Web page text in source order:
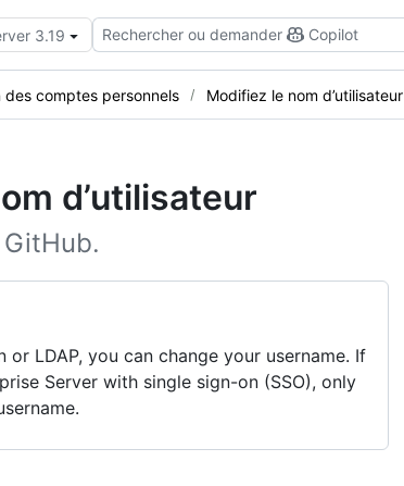
3.19 Rechercher ou demander Copilot
des comptes personnels Modifiez le nom d’utilisateur
d’utilisateur
LDAP, you can change your username. If
Server with single sign-on (SSO), only